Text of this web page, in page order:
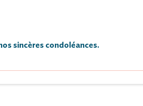
sincères condoléances.